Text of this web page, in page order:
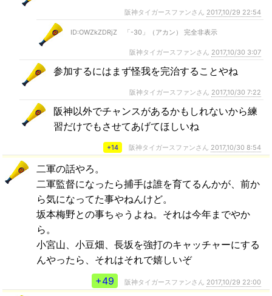
阪神タイガースファンさん 2017,10/29 22:54
ID:OWZkZDRjZ 「-30」（アカン） 完全非表示
阪神タイガースファンさん 2017,10/30 3:07
参加するにはまず怪我を完治することやね
阪神タイガースファンさん 2017,10/30 7:22
阪神以外でチャンスがあるかもしれないから練
習だけでもさせてあげてほしいね
+14 阪神タイガースファンさん 2017,10/30 8:54
二軍の話やろ。
二軍監督になったら捕手は誰を育てるんかが、前か
ら気になってた事やねんけど。
坂本梅野との事ちゃうよね。それは今年までやか
ら。
小宮山、小豆畑、長坂を強打のキャッチャーにする
んやったら、それはそれで嬉しいぞ
+49
阪神タイガースファンさん 2017,10/29 22:00